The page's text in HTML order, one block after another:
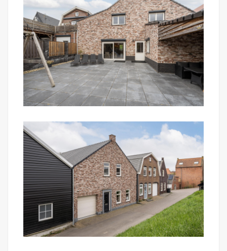
de ligging heb je hier veel privacy en rust.
Algemeen:
- Ruim familiehuis nabij de jachthaven aan de rand
van het dorp;
- Levensloopbestendig, dubbele bewoning en
rolstoeltoegankelijk;
- Vloerverwarming op de begane grond en 1e
- Royaal woonoppervlakte van 255 m²;
- Volledig geïsoleerde woning (energielabel: A+);
- 3 zonnecollectoren en 12 zonnepanelen;
- Inpandige garage;
- Gemeubileerde oplevering bespreekbaar;
- Aanvaarding: in overleg.
Mark Makelaardij behartigt de belangen van de
verkopende partij.